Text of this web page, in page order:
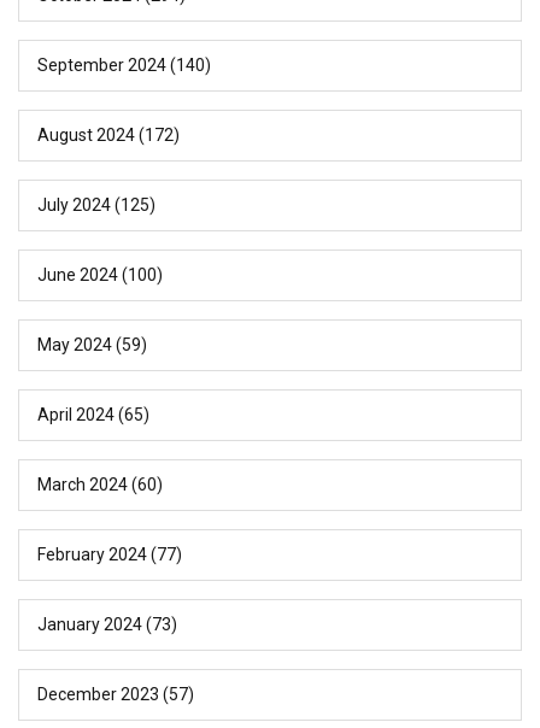
September 2024(140)
August 2024(172)
July 2024(125)
June 2024(100)
May 2024(59)
April 2024(65)
March 2024(60)
February 2024(77)
January 2024(73)
December 2023 (57)